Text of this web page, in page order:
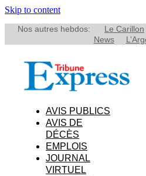
Skip to content
Nos autres hebdos: Le Carillon
News
AVIS PUBLICS
AVIS DE
DÉCÈS
EMPLOIS
JOURNAL
VIRTUEL